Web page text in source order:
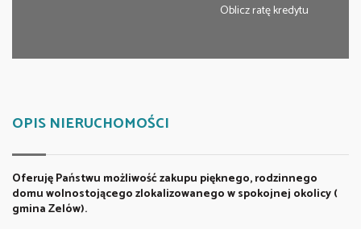
Oblicz ratę kredytu
OPIS NIERUCHOMOŚCI
Oferuję Państwu możliwość zakupu pięknego, rodzinnego
domu wolnostojącego zlokalizowanego w spokojnej okolicy (
gmina Zelów).